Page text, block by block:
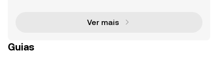
Ver mais
Guias